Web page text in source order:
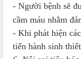
- Người bệnh sẽ
cầm máu nhằm
- Khi phát hiện
tiến hành sinh